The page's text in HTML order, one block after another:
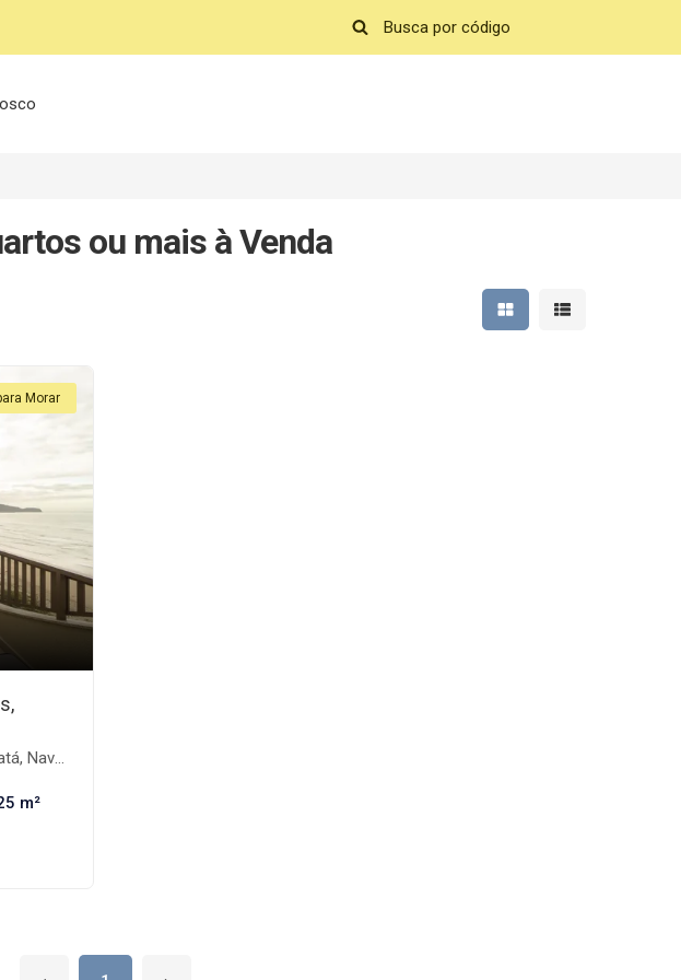
ou mais à Venda
Mostrar resultados em
Mostrar
Morar
SC
m²